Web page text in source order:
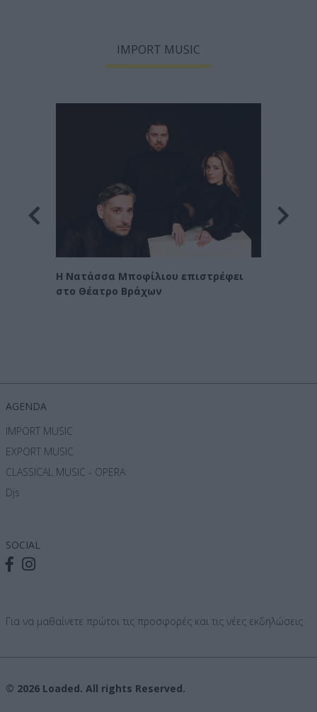
IMPORT MUSIC
Η Νατάσσα Μποφίλιου επιστρέφει
στο Θέατρο Βράχων
AGENDA
IMPORT MUSIC
EXPORT MUSIC
CLASSICAL MUSIC - OPERA
Djs
SOCIAL
Για να μαθαίνετε πρώτοι τις προσφορές και τις νέες εκδηλώσεις
© 2026 Loaded. All rights Reserved.